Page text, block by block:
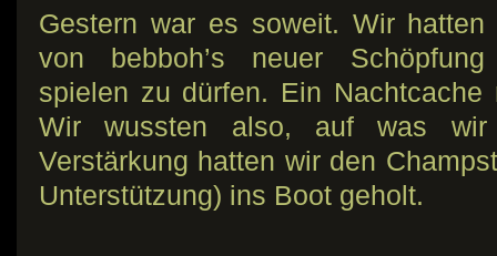
Gestern war es soweit. Wir
von bebboh’s neuer
spielen zu dürfen. Ein Nachtcache
Wir wussten also, auf was
Verstärkung hatten wir den
Unterstützung) ins Boot geholt.